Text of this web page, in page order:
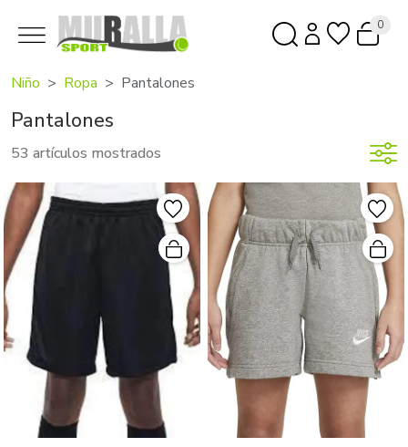
0
Niño Ropa Pantalones
Pantalones
53 artículos mostrados